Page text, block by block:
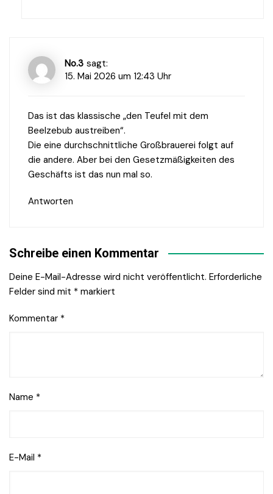
No.3 sagt:
15. Mai 2026 um 12:43 Uhr
Das ist das klassische „den Teufel mit dem
Beelzebub austreiben“.
Die eine durchschnittliche Großbrauerei folgt auf
die andere. Aber bei den Gesetzmäßigkeiten des
Geschäfts ist das nun mal so.
Antworten
Schreibe einen Kommentar
Deine E-Mail-Adresse wird nicht veröffentlicht. Erforderliche
Felder sind mit * markiert
Kommentar *
Name *
E-Mail *